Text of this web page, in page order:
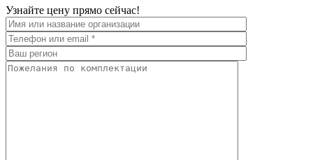
Узнайте цену прямо сейчас!